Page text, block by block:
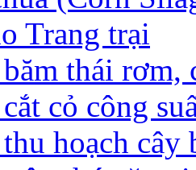
Trang trại
thái rơm,
cỏ công
hoạch cây